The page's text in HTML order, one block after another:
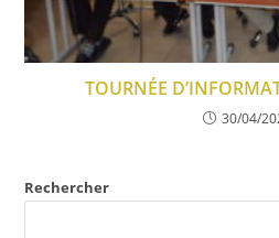
TOURNÉE
30/04/
Rechercher